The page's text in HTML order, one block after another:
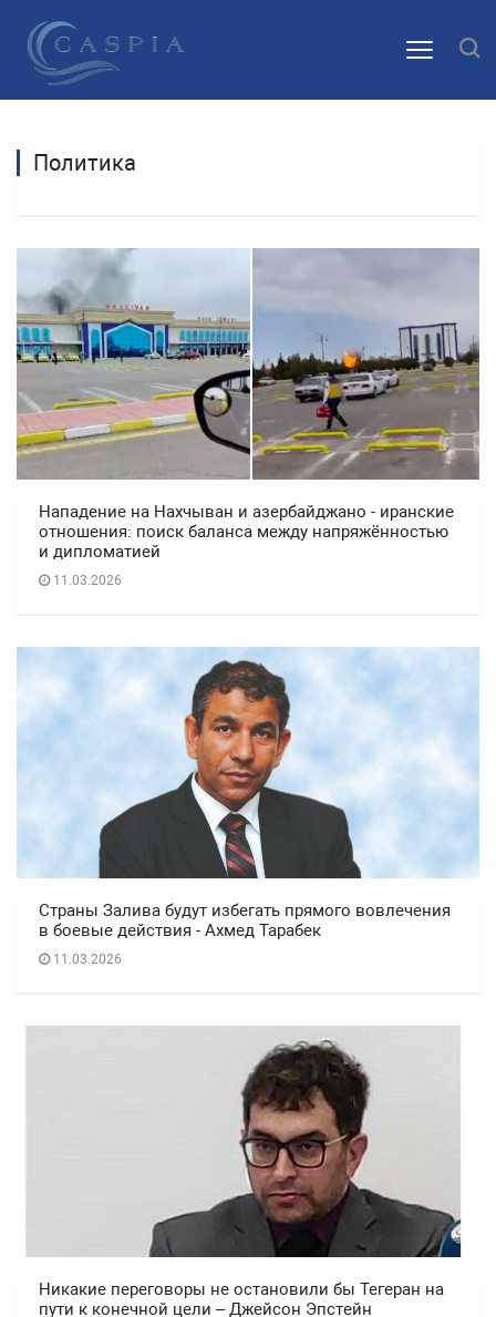
Политика
Нападение на Нахчыван и азербайджано - иранские
отношения: поиск баланса между напряжённостью
и дипломатией
11.03.2026
Страны Залива будут избегать прямого вовлечения
в боевые действия - Ахмед Тарабек
11.03.2026
Никакие переговоры не остановили бы Тегеран на
пути к конечной цели – Джейсон Эпстейн